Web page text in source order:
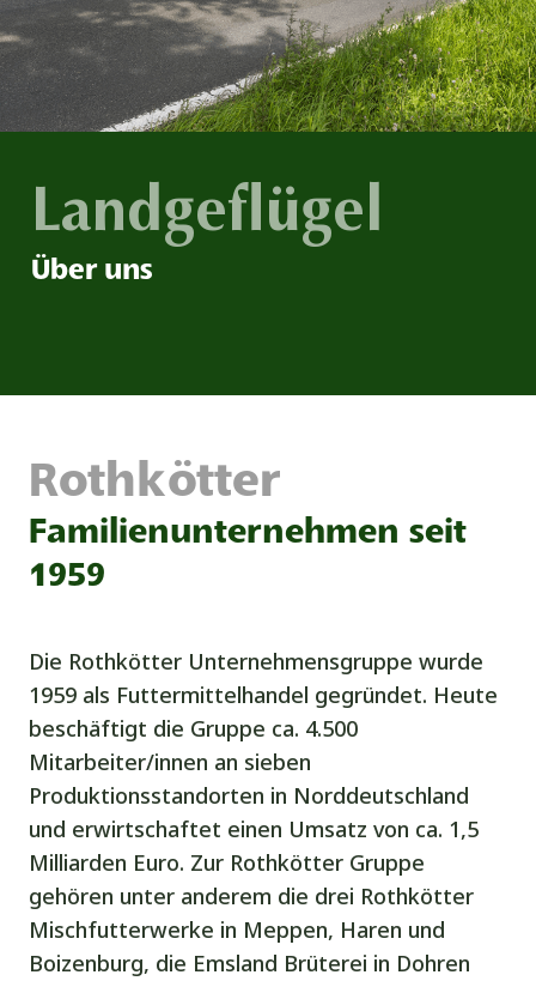
Landgeflügel
Über uns
Rothkötter
Familienunternehmen seit
1959
Die Rothkötter Unternehmensgruppe wurde
1959 als Futtermittelhandel gegründet. Heute
beschäftigt die Gruppe ca. 4.500
Mitarbeiter/innen an sieben
Produktionsstandorten in Norddeutschland
und erwirtschaftet einen Umsatz von ca. 1,5
Milliarden Euro. Zur Rothkötter Gruppe
gehören unter anderem die drei Rothkötter
Mischfutterwerke in Meppen, Haren und
Boizenburg, die Emsland Brüterei in Dohren